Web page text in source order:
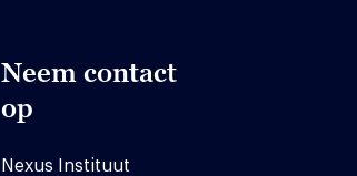
Neem contact
op
Nexus Instituut